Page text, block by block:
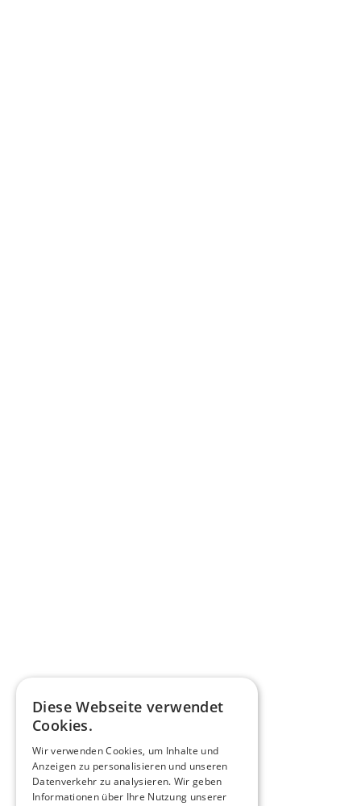
Diese Webseite verwendet
Cookies.
Wir verwenden Cookies, um Inhalte und
Anzeigen zu personalisieren und unseren
Datenverkehr zu analysieren. Wir geben
Informationen über Ihre Nutzung unserer